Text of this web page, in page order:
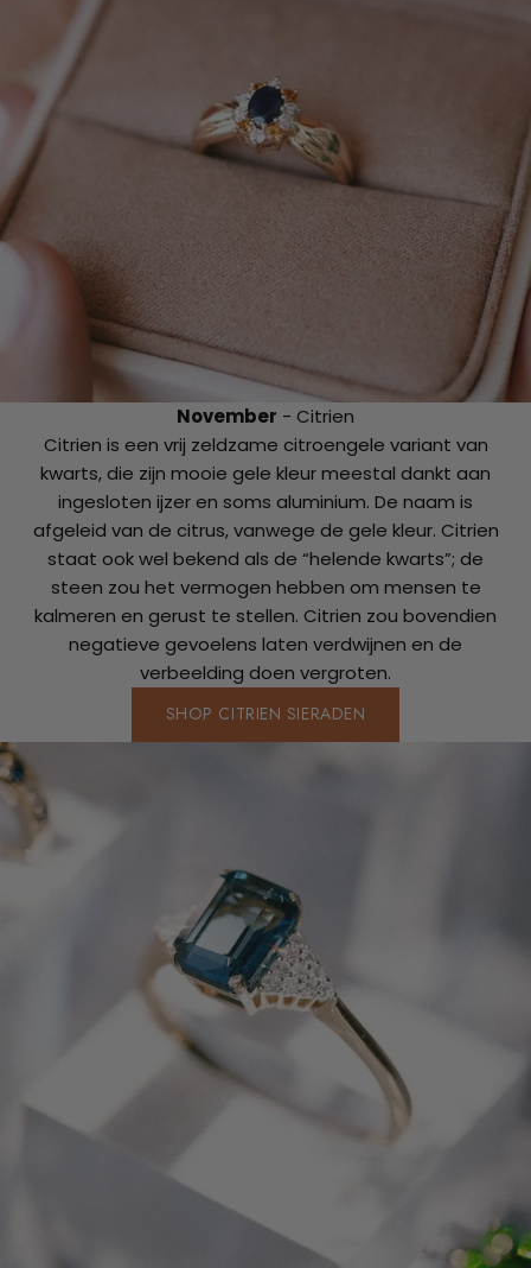
November - Citrien
Citrien is een vrij zeldzame citroengele variant van
kwarts, die zijn mooie gele kleur meestal dankt aan
ingesloten ijzer en soms aluminium. De naam is
afgeleid van de citrus, vanwege de gele kleur. Citrien
staat ook wel bekend als de “helende kwarts”; de
steen zou het vermogen hebben om mensen te
kalmeren en gerust te stellen. Citrien zou bovendien
negatieve gevoelens laten verdwijnen en de
verbeelding doen vergroten.
SHOP CITRIEN SIERADEN